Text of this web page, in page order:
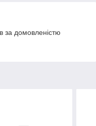
за домовленістю